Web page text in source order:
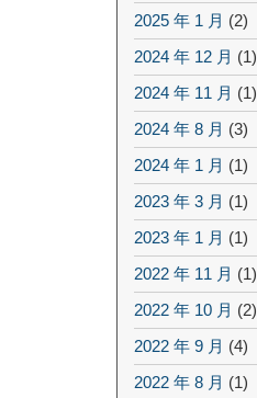
2025 年 1 月 (2)
2024 年 12 月 (1)
2024 年 11 月 (1)
2024 年 8 月 (3)
2024 年 1 月 (1)
2023 年 3 月 (1)
2023 年 1 月 (1)
2022 年 11 月 (1)
2022 年 10 月 (2)
2022 年 9 月 (4)
2022 年 8 月 (1)